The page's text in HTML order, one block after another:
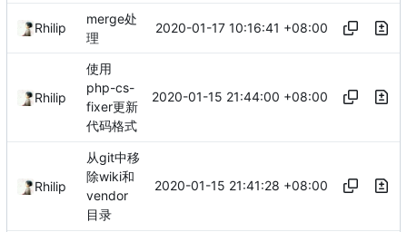
Rhilip
merge处
理
2020-01-17 10:16:41 +08:00
Rhilip
使用
php-cs-
fixer更新
代码格式
2020-01-15 21:44:00 +08:00
Rhilip
从git中移
除wiki和
vendor
目录
2020-01-15 21:41:28 +08:00